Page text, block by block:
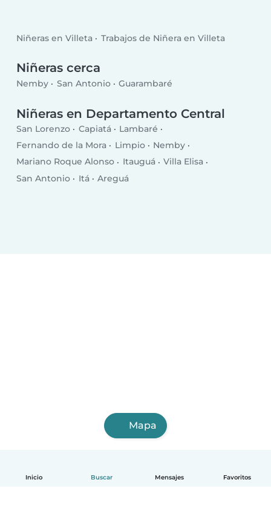
Inicio Buscar Mensajes Favoritos
Niñeras en Villeta Trabajos de Niñera en Villeta
Niñeras cerca
Nemby San Antonio Guarambaré
Niñeras en Departamento Central
San Lorenzo Capiatá
Lambaré
Fernando de la Mora
Limpio
Nemby
Mariano Roque Alonso
Itauguá
Villa Elisa
San Antonio
Itá Areguá
Mapa